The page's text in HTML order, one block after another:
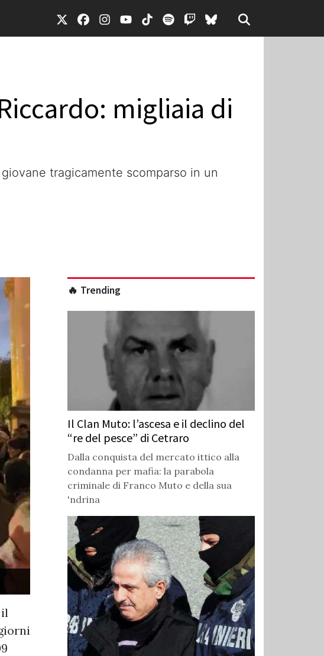
migliaia di
tragicamente scomparso in un
🔥 Trending
Il Clan Muto: l’ascesa e il declino del
“re del pesce” di Cetraro
Dalla conquista del mercato ittico alla
condanna per mafia: la parabola
criminale di Franco Muto e della sua
'ndrina